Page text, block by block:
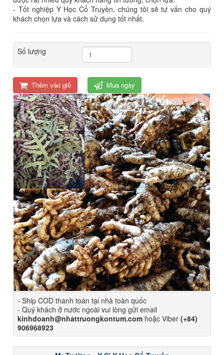
- Tốt nghiệp Y Học Cổ Truyền, chúng tôi sẽ tư vấn cho quý
khách chọn lựa và cách sử dụng tốt nhất.
Số lượng
Thêm vào giỏ Mua ngay
- Ship COD thanh toán tại nhà toàn quốc
- Quý khách ở nước ngoài vui lòng gửi email
kinhdoanh@nhattruongkontum.com hoặc Viber (+84)
906968923